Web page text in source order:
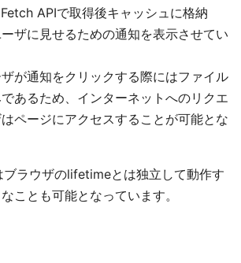
APIで取得後キャッシュに格納
ザに見せるための通知を表示させてい
が通知をクリックする際にはファイル
あるため、インターネットへのリクエ
ページにアクセスすることが可能とな
ラウザのlifetimeとは独立して動作す
ことも可能となっています。